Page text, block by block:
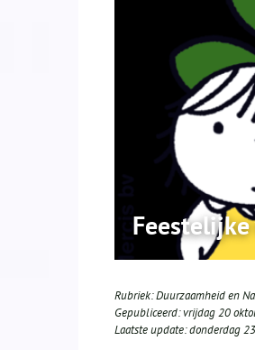
Rubriek:Duurzaamheid en
Gepubliceerd:vrijdag 20
Laatste update:donderdag